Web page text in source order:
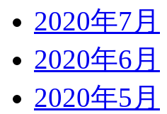
2020年7月
2020年6月
2020年5月